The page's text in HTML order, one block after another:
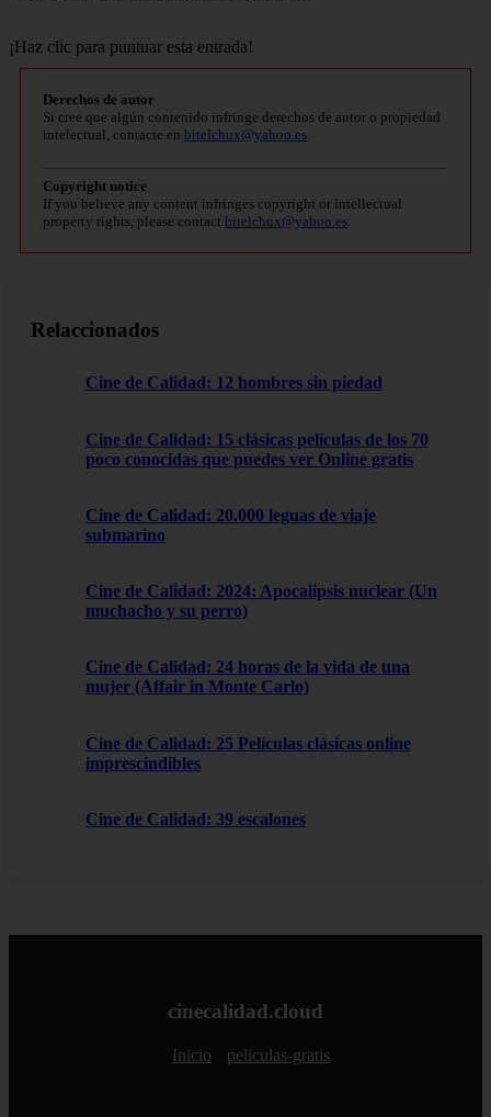
¡Haz clic para puntuar esta entrada!
Derechos de autor
Si cree que algún contenido infringe derechos de autor o propiedad
intelectual, contacte en bitelchux@yahoo.es
Copyright notice
If you believe any content infringes copyright or intellectual
property rights, please contact bitelchux@yahoo.es
Relaccionados
Cine de Calidad: 12 hombres sin piedad
Cine de Calidad: 15 clásicas películas de los 70
poco conocidas que puedes ver Online gratis
Cine de Calidad: 20.000 leguas de viaje
submarino
Cine de Calidad: 2024: Apocalipsis nuclear (Un
muchacho y su perro)
Cine de Calidad: 24 horas de la vida de una
mujer (Affair in Monte Carlo)
Cine de Calidad: 25 Películas clásicas online
imprescindibles
Cine de Calidad: 39 escalones
cinecalidad.cloud
Inicio peliculas-gratis